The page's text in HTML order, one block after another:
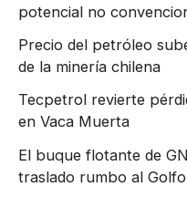
potencial no
Precio del petróleo
de la minería chilena
Tecpetrol revierte
en Vaca Muerta
El buque flotante de
traslado rumbo al